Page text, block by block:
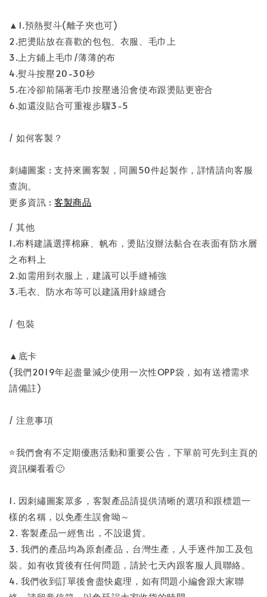
▲1.預熱熨斗(離子夾也可)
2.把燙貼放在喜歡的包包、衣服、毛巾上
3.上方鋪上毛巾/薄薄的布
4.熨斗按壓20-30秒
5.在冷卻前隔著毛巾按壓邊沿會使布跟燙貼更密合
6.如還沒貼合可重複步驟3-5
/ 如何客製？
刺繡圖案 : 支持來圖客製，同圖50件起製作，詳情請向客服
查詢。
更多資訊 :客製商品
/ 其他
1.布料建議選擇棉麻、帆布，燙貼沒辦法黏合在表面有防水層
之布料上
2.如需用到衣服上，建議可以手縫補強
3.毛衣、防水布等可以建議用針線縫合
/ 包裝
▲底卡
(我們2019年起盡量減少使用一次性OPP袋，如有送禮需求
請備註)
/ 注意事項
⭐️我們會有不定期優惠活動和重要公告，下單前可先到主頁的
資訊欄看看🙂
1. 因刺繡圖案眾多，客製產品請提供清晰的選項和跟標題一
樣的名稱，以免產生誤會呦～
2. 客製產品一經售出，不設退貨。
3. 我們的產品均為原創產品，台灣生產，人手逐件加工及包
裝。如有收貨後有任何問題，請於七天內跟客服人員聯絡。
4. 我們收到訂單後會盡快處理，如有問題小編會跟大家聯